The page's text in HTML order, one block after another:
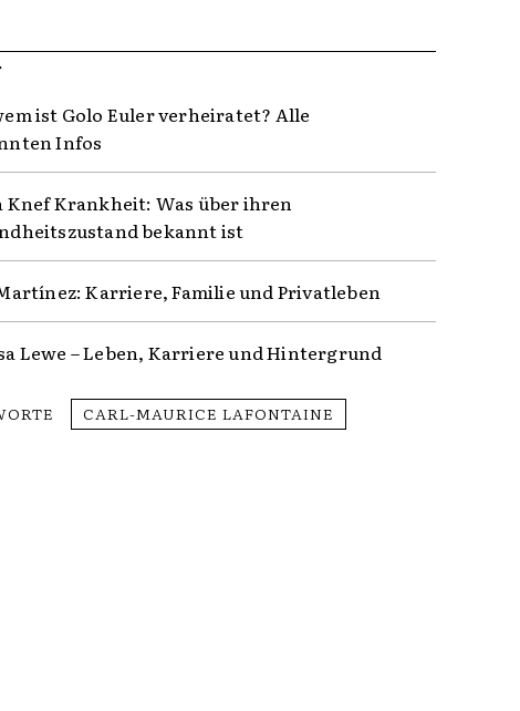
ist Golo Euler verheiratet? Alle
Infos
Krankheit: Was über ihren
bekannt ist
Karriere, Familie und Privatleben
Lewe – Leben, Karriere und Hintergrund
CARL-MAURICE LAFONTAINE